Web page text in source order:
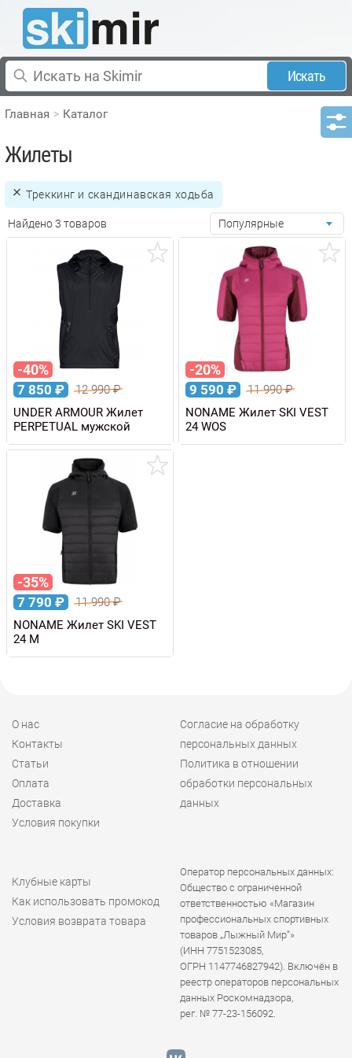
Искать
Главная Каталог
Жилеты
Треккинг и скандинавская ходьба
Найдено 3 товаров Популярные
-40%
7 850 ₽ 12 990₽
UNDER ARMOUR Жилет
PERPETUAL мужской
-20%
9 590 ₽ 11 990₽
NONAME Жилет SKI VEST
24 WOS
-35%
7 790 ₽ 11 990₽
NONAME Жилет SKI VEST
24 M
О нас
Контакты
Статьи
Оплата
Доставка
Условия покупки
Согласие на обработку
персональных данных
Политика в отношении
обработки персональных
данных
Клубные карты
Как использовать промокод
Условия возврата товара
Оператор персональных данных:
Общество с ограниченной
ответственностью «Магазин
профессиональных спортивных
товаров „Лыжный Мир“»
(ИНН 7751523085,
ОГРН 1147746827942). Включён в
реестр операторов персональных
данных Роскомнадзора,
рег. № 77-23-156092.